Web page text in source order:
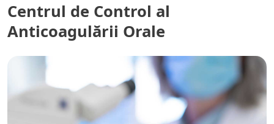
Centrul de Control al
Anticoagulării Orale